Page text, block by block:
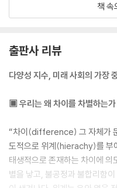
사진을 출품했고, 그 사진은
자랑스러워하는 아리아인이 신
벌어진 해프닝이었다. 즉, 신체
--- p.51
자, 곰곰이 생각해보자. 이렇게
이 기성세대에게 그랬던 것처
가? 과거에 베이비붐 세대와 X
라는 요소가 이주에 매우 큰 걸
어볼까? 대한민국에서 오랫동
책 속
출판사 리뷰
다양성 지수, 미래 사회의 가장
▣ 우리는 왜 차이를 차별하는가
“차이(difference) 그 자체가
도적으로 위계(hierachy)를 부
태생적으로 존재하는 차이에
별을 낳고, 불공정과 불합리함